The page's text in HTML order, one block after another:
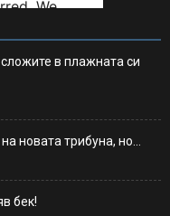
в плажната си
новата трибуна, но…
бек!